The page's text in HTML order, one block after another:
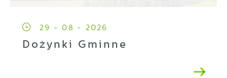
29 - 08 - 2026
Dożynki Gminne